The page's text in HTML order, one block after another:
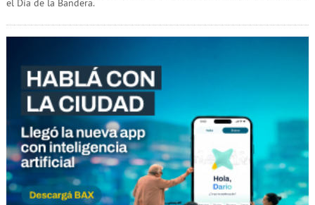
el Día de la Bandera.